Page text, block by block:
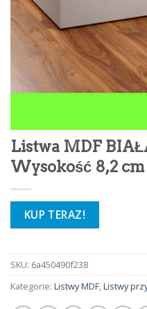
Listwa MDF
Wysokość 8,2 cm
KUP TERAZ!
SKU: 6a450490f238
Kategorie: Listwy MDF,Listwy